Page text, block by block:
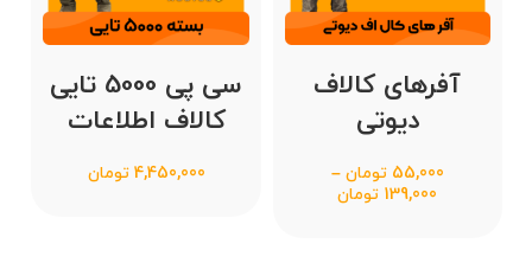
آفرهای کالاف
دیوتی
55,000 تومان –
139,000 تومان
سی پی 5000 تایی
کالاف اطلاعات
4,450,000 تومان